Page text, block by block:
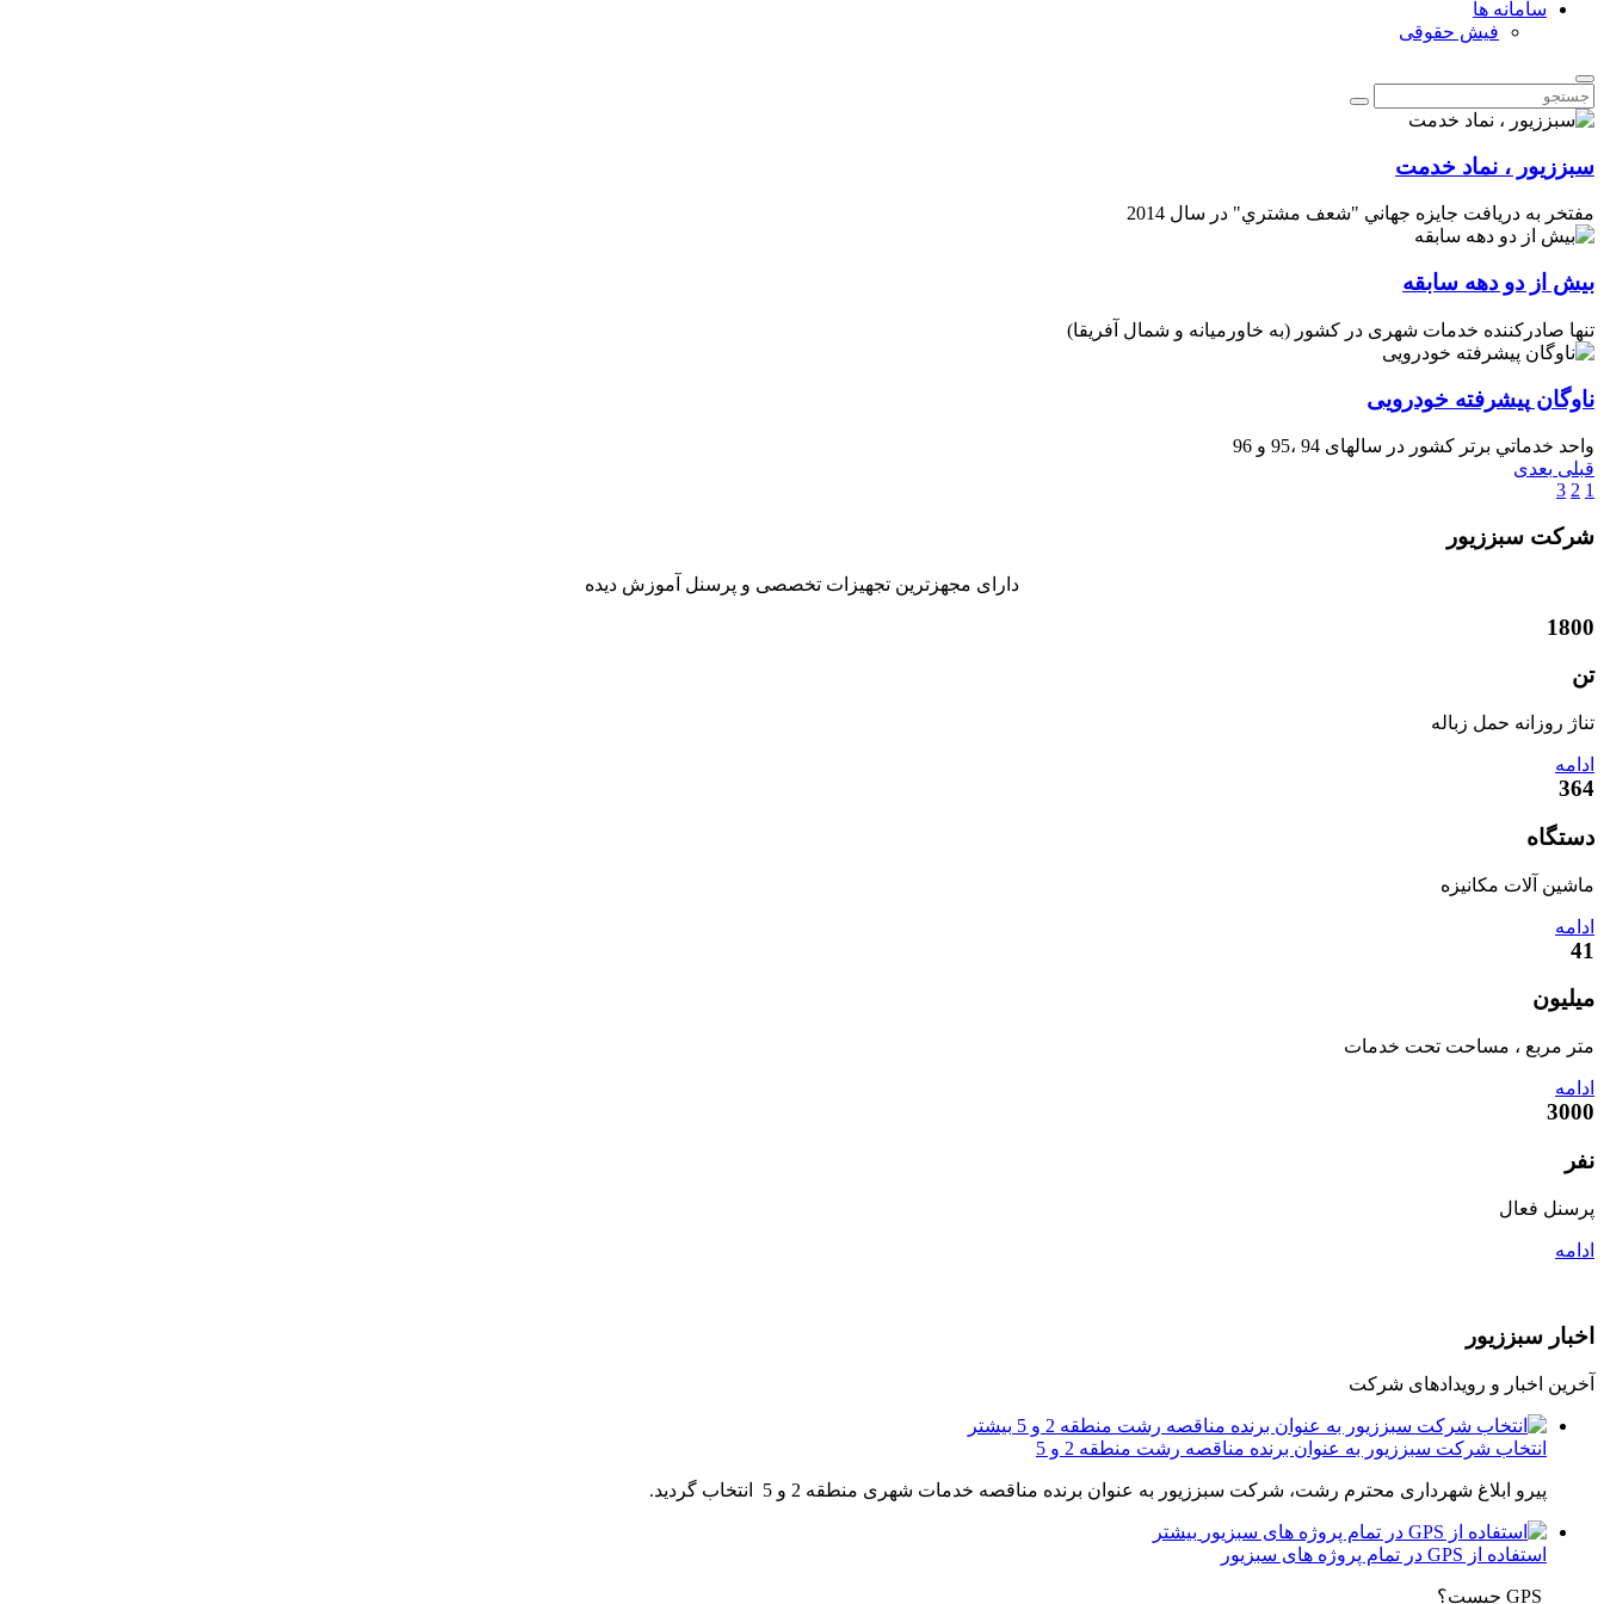
سامانه ها
فیش حقوقی
سبززیور ، نماد خدمت
مفتخر به دريافت جايزه جهاني "شعف مشتري" در سال 2014
بیش از دو دهه سابقه
تنها صادرکننده خدمات شهری در کشور (به خاورمیانه و شمال آفریقا)
ناوگان پیشرفته خودرویی
واحد خدماتي برتر كشور در سالهای 94 ،95 و 96
قبلی بعدی
1
2
3
شرکت سبززیور
دارای مجهزترین تجهیزات تخصصی و پرسنل آموزش دیده
1800
تن
تناژ روزانه حمل زباله
ادامه
364
دستگاه
ماشین آلات مکانیزه
ادامه
41
میلیون
متر مربع ، مساحت تحت خدمات
ادامه
3000
نفر
پرسنل فعال
ادامه
اخبار سبززیور
آخرین اخبار و رویدادهای شرکت
بیشتر
انتخاب شرکت سبززیور به عنوان برنده مناقصه رشت منطقه 2 و 5
پیرو ابلاغ شهرداری محترم رشت، شرکت سبززیور به عنوان برنده مناقصه خدمات شهری منطقه 2 و 5 انتخاب گردید.
بیشتر
استفاده از GPS در تمام پروژه های سبزیور